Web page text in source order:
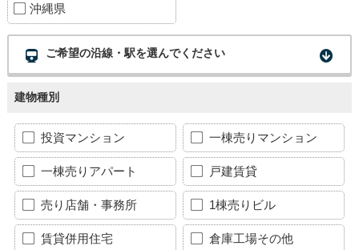
沖縄県
ご希望の沿線・駅を選んでください
建物種別
投資マンション 一棟売りマンション
一棟売りアパート 戸建賃貸
売り店舗・事務所 1棟売りビル
賃貸併用住宅 倉庫工場その他